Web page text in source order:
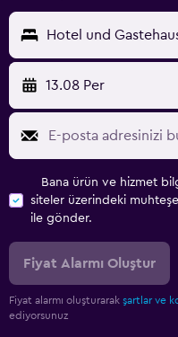
Hotel und
13.08 Per
Bana ürün ve hizmet
siteler üzerindeki
ile gönder.
Fiyat Alarmı Oluştur
Fiyat alarmı oluşturarak şartlar ve
ediyorsunuz